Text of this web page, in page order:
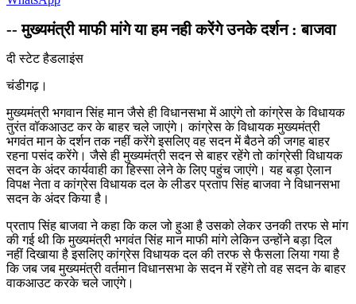
-- मुख्यमंत्री माफी मांगे या हम नही करेंगे उनके दर्शन : बाजवा
दी स्टेट हैडलाइंस
चंडीगढ़।
मुख्यमंत्री भगवान सिंह मान जैसे ही विधानसभा में आएंगे तो कांग्रेस के विधायक
तुरंत वॉकआउट कर के बाहर चले जाएंगे। कांग्रेस के विधायक मुख्यमंत्री
भगवंत मान के दर्शन तक नहीं करेंगे इसलिए वह सदन में बैठने की जगह बाहर
रहना पसंद करेंगे। जैसे ही मुख्यमंत्री सदन से बाहर रहेंगे तो कांग्रेसी विधायक
सदन के अंदर कार्यवाही का हिस्सा लेने के लिए पहुंच जाएंगे। यह बड़ा ऐलान
विपक्ष नेता व कांग्रेस विधायक दल के लीडर प्रताप सिंह बाजवा ने विधानसभा
सदन के अंदर किया है।
प्रताप सिंह बाजवा ने कहा कि कल जो हुआ है उसको लेकर उनकी तरफ से मांग
की गई थी कि मुख्यमंत्री भगवंत सिंह मान माफी मांगे लेकिन उन्होंने बड़ा दिल
नहीं दिखाया है इसलिए कांग्रेस विधायक दल की तरफ से फैसला लिया गया है
कि जब जब मुख्यमंत्री वर्तमान विधानसभा के सदन में रहेंगे तो वह सदन के बाहर
वाकआउट करके चले जाएंगे।